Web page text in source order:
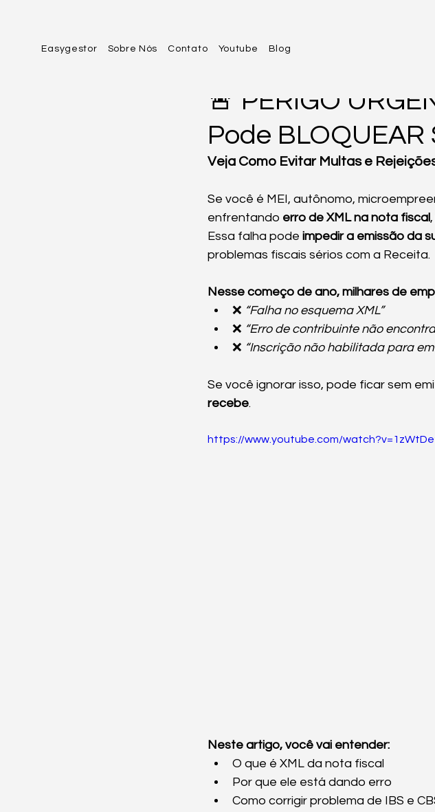
Easygestor Sobre Nós Contato Youtube Blog
🚨 PERIGO
Pode
Veja Como Evitar Multas e
Se você é MEI, autônomo,
enfrentando erro de XML na nota fiscal
Essa falha pode impedir a emissão da
problemas fiscais sérios com a Receita.
Nesse começo de ano, milhares de
❌ “Falha no esquema XML”
❌ “Erro de contribuinte não
❌ “Inscrição não habilitada para
Se você ignorar isso, pode ficar sem
recebe.
https://www.youtube.com/
Neste artigo, você vai entender:
O que é XML da nota fiscal
Por que ele está dando erro
Como corrigir problema de IBS e